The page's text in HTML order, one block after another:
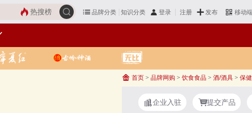
品牌分类 知识分类 登录 注册 发布 移动
热搜榜
首页 > 品牌网购 > 饮食食品 > 酒/酒具 > 保
企业入驻 提交产品